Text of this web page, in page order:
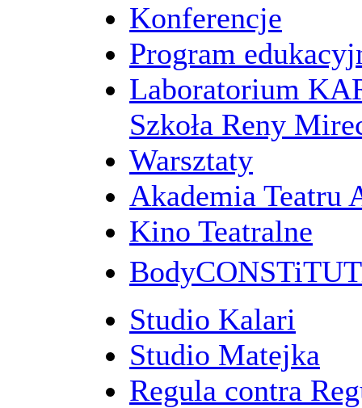
Konferencje
Program
Laboratorium
Szkoła Reny
Warsztaty
Akademia Teatru
Kino Teatralne
Studio Kalari
Studio Matejka
Regula contra